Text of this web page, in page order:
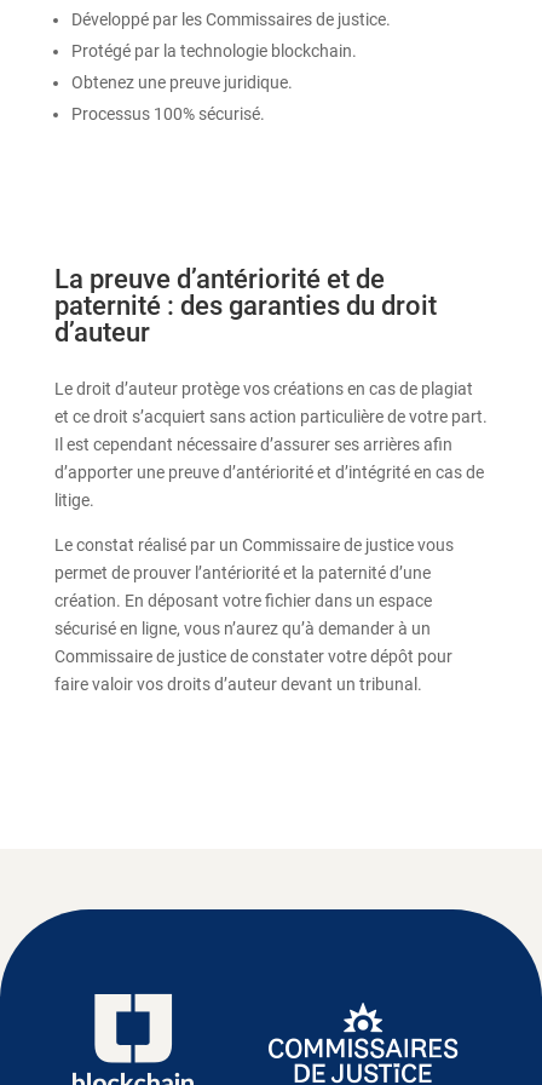
Développé par les Commissaires de justice.
Protégé par la technologie blockchain.
Obtenez une preuve juridique.
Processus 100% sécurisé.
La preuve d’antériorité et de
paternité : des garanties du droit
d’auteur
Le droit d’auteur protège vos créations en cas de plagiat
et ce droit s’acquiert sans action particulière de votre part.
Il est cependant nécessaire d’assurer ses arrières afin
d’apporter une preuve d’antériorité et d’intégrité en cas de
litige.
Le constat réalisé par un Commissaire de justice vous
permet de prouver l’antériorité et la paternité d’une
création. En déposant votre fichier dans un espace
sécurisé en ligne, vous n’aurez qu’à demander à un
Commissaire de justice de constater votre dépôt pour
faire valoir vos droits d’auteur devant un tribunal.